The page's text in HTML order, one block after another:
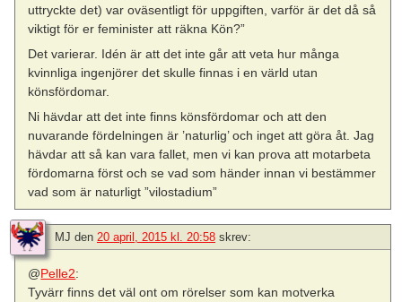
uttryckte det) var oväsentligt för uppgiften, varför är det då så
viktigt för er feminister att räkna Kön?”
Det varierar. Idén är att det inte går att veta hur många
kvinnliga ingenjörer det skulle finnas i en värld utan
könsfördomar.
Ni hävdar att det inte finns könsfördomar och att den
nuvarande fördelningen är ’naturlig’ och inget att göra åt. Jag
hävdar att så kan vara fallet, men vi kan prova att motarbeta
fördomarna först och se vad som händer innan vi bestämmer
vad som är naturligt ”vilostadium”
MJ den 20 april, 2015 kl. 20:58 skrev:
@Pelle2:
Tyvärr finns det väl ont om rörelser som kan motverka